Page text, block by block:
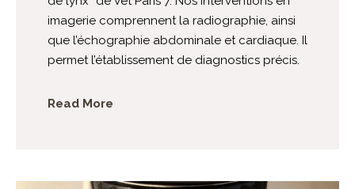
imagerie comprennent la radiographie, ainsi
que l’échographie abdominale et cardiaque. Il
permet l’établissement de diagnostics précis.
Read More